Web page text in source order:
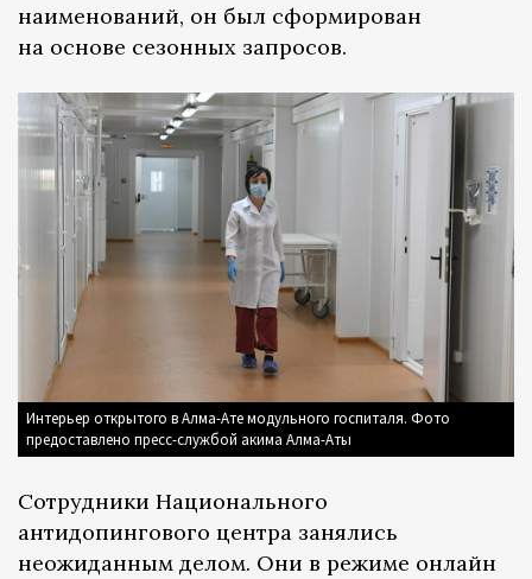
наименований, он был сформирован
на основе сезонных запросов.
Интерьер открытого в Алма-Ате модульного госпиталя. Фото
предоставлено пресс-службой акима Алма-Аты
Сотрудники Национального
антидопингового центра занялись
неожиданным делом. Они в режиме онлайн